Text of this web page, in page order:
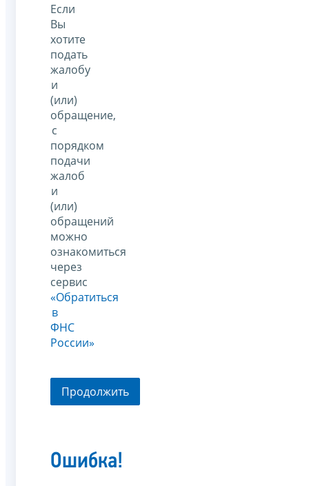
Если
Вы
хотите
подать
жалобу
и
(или)
обращение,
с
порядком
подачи
жалоб
и
(или)
обращений
можно
ознакомиться
через
сервис
«Обратиться
в
ФНС
России»
Продолжить
Ошибка!